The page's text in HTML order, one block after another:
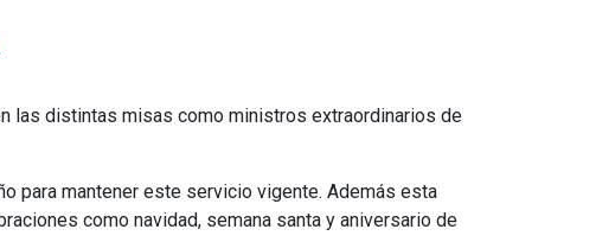
las distintas misas como ministros extraordinarios de
para mantener este servicio vigente. Además esta
como navidad, semana santa y aniversario de